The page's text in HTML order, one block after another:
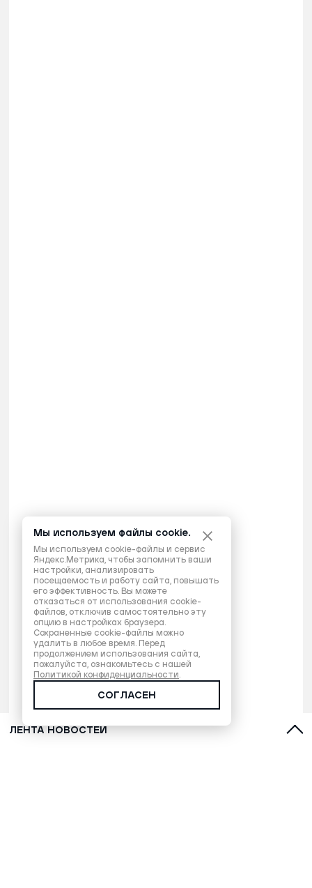
ЛЕНТА НОВОСТЕЙ
Мы используем файлы cookie.
Мы используем cookie-файлы и сервис
Яндекс.Метрика, чтобы запомнить ваши
настройки, анализировать
посещаемость и работу сайта, повышать
его эффективность. Вы можете
отказаться от использования cookie-
файлов, отключив самостоятельно эту
опцию в настройках браузера.
Сохраненные cookie-файлы можно
удалить в любое время. Перед
продолжением использования сайта,
пожалуйста, ознакомьтесь с нашей
Политикой конфиденциальности.
СОГЛАСЕН